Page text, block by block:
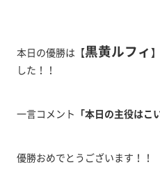
本日の優勝は【黒黄ルフィ 】
した！！
一言コメント 「本日の主役はこ
優勝おめでとうございます！！